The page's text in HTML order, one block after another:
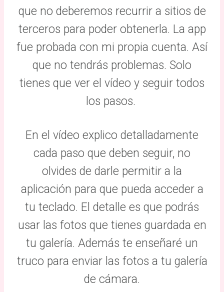
que no deberemos recurrir a sitios de
terceros para poder obtenerla. La app
fue probada con mi propia cuenta. Así
que no tendrás problemas. Solo
tienes que ver el vídeo y seguir todos
los pasos.
En el vídeo explico detalladamente
cada paso que deben seguir, no
olvides de darle permitir a la
aplicación para que pueda acceder a
tu teclado. El detalle es que podrás
usar las fotos que tienes guardada en
tu galería. Además te enseñaré un
truco para enviar las fotos a tu galería
de cámara.